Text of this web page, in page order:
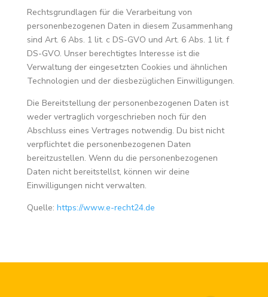
Rechtsgrundlagen für die Verarbeitung von
personenbezogenen Daten in diesem Zusammenhang
sind Art. 6 Abs. 1 lit. c DS-GVO und Art. 6 Abs. 1 lit. f
DS-GVO. Unser berechtigtes Interesse ist die
Verwaltung der eingesetzten Cookies und ähnlichen
Technologien und der diesbezüglichen Einwilligungen.
Die Bereitstellung der personenbezogenen Daten ist
weder vertraglich vorgeschrieben noch für den
Abschluss eines Vertrages notwendig. Du bist nicht
verpflichtet die personenbezogenen Daten
bereitzustellen. Wenn du die personenbezogenen
Daten nicht bereitstellst, können wir deine
Einwilligungen nicht verwalten.
Quelle: https://www.e-recht24.de